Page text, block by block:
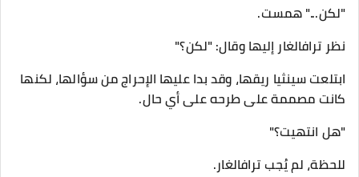
"لكن..." همست.
نظر ترافالغار إليها وقال: "لكن؟"
ابتلعت سينثيا ريقها، وقد بدا عليها الإحراج من سؤالها، لكنها
كانت مصممة على طرحه على أي حال.
"هل انتهيت؟"
للحظة، لم يُجب ترافالغار.